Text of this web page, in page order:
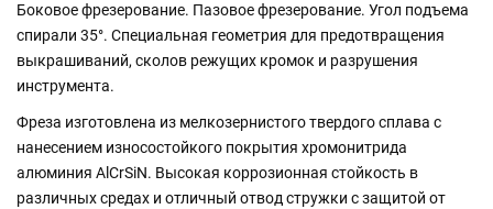
Боковое фрезерование. Пазовое фрезерование. Угол подъема
спирали 35°. Специальная геометрия для предотвращения
выкрашиваний, сколов режущих кромок и разрушения
инструмента.
Фреза изготовлена из мелкозернистого твердого сплава с
нанесением износостойкого покрытия хромонитрида
алюминия AlCrSiN. Высокая коррозионная стойкость в
различных средах и отличный отвод стружки с защитой от